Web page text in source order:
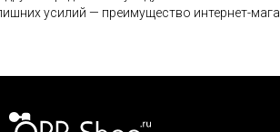
усилий — преимущество интернет-